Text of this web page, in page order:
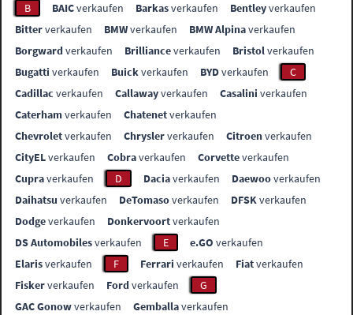
B
BAICverkaufen Barkasverkaufen Bentleyverkaufen
Bitterverkaufen BMWverkaufen BMW Alpinaverkaufen
Borgwardverkaufen Brillianceverkaufen Bristolverkaufen
Bugatti verkaufen Buickverkaufen BYDverkaufen
C
Cadillac verkaufen Callawayverkaufen Casalini verkaufen
Caterhamverkaufen Chatenetverkaufen
Chevroletverkaufen Chryslerverkaufen Citroenverkaufen
CityELverkaufen Cobraverkaufen Corvetteverkaufen
Cupraverkaufen D Daciaverkaufen Daewooverkaufen
Daihatsu verkaufen DeTomasoverkaufen DFSKverkaufen
Dodgeverkaufen Donkervoortverkaufen
DS Automobilesverkaufen E e.GO verkaufen
Elarisverkaufen F Ferrari verkaufen Fiatverkaufen
Fiskerverkaufen Fordverkaufen
G
GAC Gonowverkaufen Gemballaverkaufen